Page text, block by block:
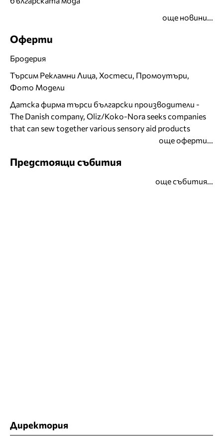
още новини...
Оферти
Бродерия
Търсим Рекламни Лица, Хостеси, Промоутъри,
Фото Модели
Датска фирма търси български производители -
The Danish company, Oliz/Koko-Nora seeks companies
that can sew together various sensory aid products
още оферти...
Предстоящи събития
още събития...
Директория